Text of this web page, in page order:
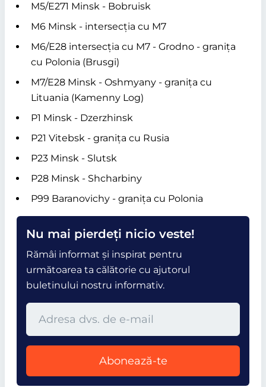
M5/E271 Minsk - Bobruisk
M6 Minsk - intersecția cu M7
M6/E28 intersecția cu M7 - Grodno - granița
cu Polonia (Brusgi)
M7/E28 Minsk - Oshmyany - granița cu
Lituania (Kamenny Log)
P1 Minsk - Dzerzhinsk
P21 Vitebsk - granița cu Rusia
P23 Minsk - Slutsk
P28 Minsk - Shcharbiny
P99 Baranovichy - granița cu Polonia
Nu mai pierdeți nicio veste!
Rămâi informat și inspirat pentru
următoarea ta călătorie cu ajutorul
buletinului nostru informativ.
Abonează-te